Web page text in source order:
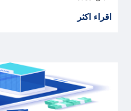
اقراء اكثر